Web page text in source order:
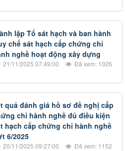
lập Tổ sát hạch và ban hành
chế sát hạch cấp chứng chỉ
nghề hoạt động xây dựng
21/11/2025 07:49:00 Đã xem: 1026
quả đánh giá hồ sơ đề nghị cấp
chỉ hành nghề đủ điều kiện
hạch cấp chứng chỉ hành nghề
6/2025
20/11/2025 09:27:00 Đã xem: 1152